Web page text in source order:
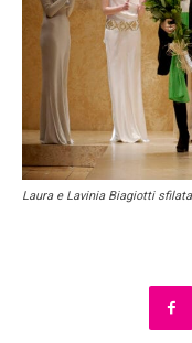
Laura e Lavinia Biagiotti